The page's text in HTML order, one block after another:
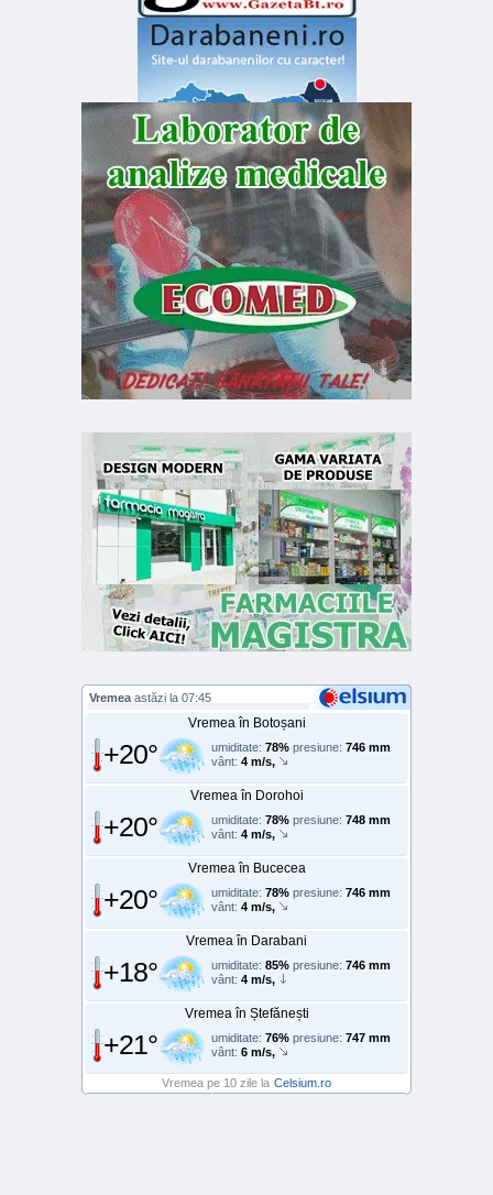
Vremea astăzi la 07:45
Vremea în Botoșani
+20° umiditate: 78% presiune: 746 mm
vânt: 4 m/s,
Vremea în Dorohoi
+20° umiditate: 78% presiune: 748 mm
vânt: 4 m/s,
Vremea în Bucecea
+20° umiditate: 78% presiune: 746 mm
vânt: 4 m/s,
Vremea în Darabani
+18° umiditate: 85% presiune: 746 mm
vânt: 4 m/s,
Vremea în Ștefănești
+21° umiditate: 76% presiune: 747 mm
vânt: 6 m/s,
Vremea pe 10 zile la Celsium.ro